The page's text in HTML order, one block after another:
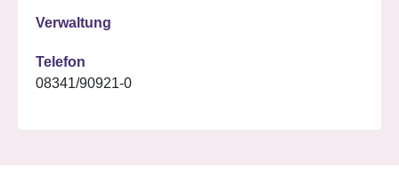
Verwaltung
Telefon
08341/90921-0